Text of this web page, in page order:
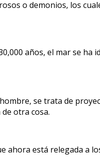
o demonios, los
años, el mar se
se trata de
otra cosa.
está relegada a